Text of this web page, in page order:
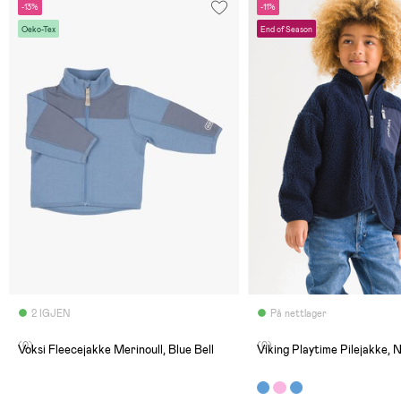
-13%
Oeko-Tex
2 IGJEN
(0)
Voksi Fleecejakke Merinoull, Blue Bell
-11%
End of Season
På nettlager
(0)
Viking Playtime Pilejakke,